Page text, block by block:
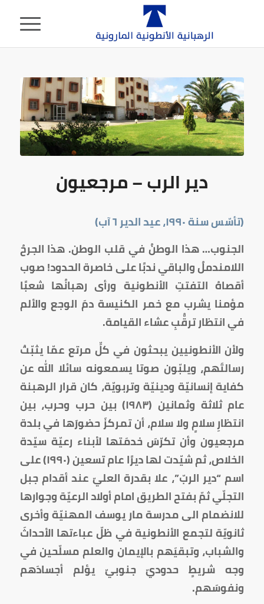
دير الرب – مرجعيون
(تأسّس سنة١٩٩٠، عيد الدير٦آب)
الجنوب… هذا الوطنُ في قلب الوطن. هذا الجرحُ
اللامندملُ والباقي ندبًا على خاصرة الحدود! صوب
أقصاهُ التفتتِ الأنطونية ورأى رهبانُها شعبًا
مؤمنا يشرب مع خمر الكنيسة دمَ الوجع والألم
في انتظار ترقُّبِ عشاء القيامة.
ولأن الأنطونيين يبحثون في كلِّ مرتع عمّا يثبّتُ
رسالتَهم، ويلبّون صوتا يسمعونه سائلا الله عن
كفاية إنسانيّة ودينيّة وتربويّة، كان قرار الرهبنة
عام ثلاثة وثمانين (١٩٨٣) بين حرب وحرب، بين
انتظارِ سلامٍ ولا سلام، أن تمركزَ حضورَها في بلدة
مرجعيون وأن تكرّسَ خدمَتها لأبناء رعيّة سيّدة
الخلاص، ثم شيّدت لها ديرًا عام تسعين (١٩٩٠) على
اسم “دير الربّ”، علا بقدرة العليّ عند أقدام جبل
التجلّي ثمّ بفتح الطريق امام أولاد الرعيّة وجوارها
للانضمام الى مدرسة مار يوسف المهنيّة وأخرى
ثانويّة لتجمع الأنطونية في ظلّ عباءتها الأحداثَ
والشباب، وتبقيَهم بالإيمان والعلم مسلّحين في
وجه شريطٍ حدوديّ جنوبيّ يؤلم أجسادَهم
ونفوسَهم.